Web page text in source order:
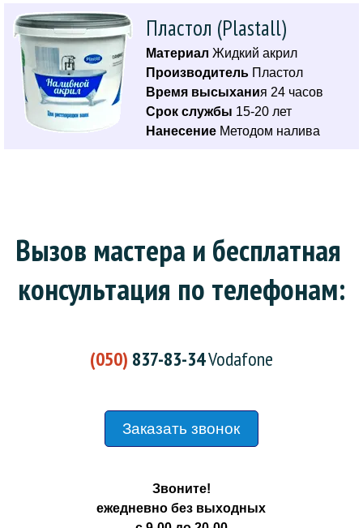
Пластол (Plastall)
Материал Жидкий акрил
Производитель Пластол
Время высыхания 24 часов
Срок службы 15-20 лет
Нанесение Методом налива
Вызов мастера и бесплатная
консультация по телефонам:
(050) 837-83-34Vodafone
Заказать звонок
Звоните!
ежедневно без выходных